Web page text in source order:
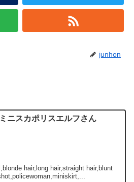
junhon
ミニスカポリスエルフさん
hair,long hair,straight hair,blunt